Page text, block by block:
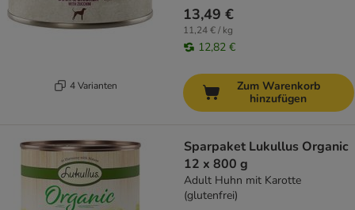
4 Varianten
13,49 €
11,24 € / kg
12,82 €
Zum Warenkorb
hinzufügen
Sparpaket Lukullus Organic
12 x 800 g
Adult Huhn mit Karotte
(glutenfrei)